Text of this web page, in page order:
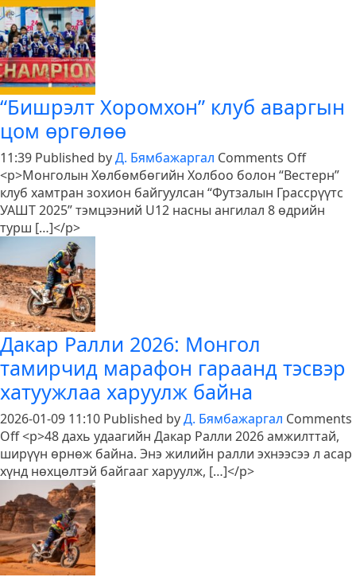
“Бишрэлт Хоромхон” клуб аваргын
цом өргөлөө
11:39 Published byД. Бямбажаргал Comments Offon
клуб
<p>Монголын Хөлбөмбөгийн Холбоо болон “Вестерн”
клуб хамтран зохион байгуулсан “Футзалын Грассрүүтс
УАШТ 2025” тэмцээний U12 насны ангилал 8 өдрийн
турш […]</p>
Дакар Ралли 2026: Монгол
тамирчид марафон гараанд тэсвэр
хатуужлаа харуулж байна
2026-01-09 11:10 Published byД. Бямбажаргал Comments
Offon
Дакар
Ралли
2026:
Монгол
тамирчид
марафон
гараанд
тэсвэр
<p>48 дахь удаагийн Дакар Ралли 2026 амжилттай,
ширүүн өрнөж байна. Энэ жилийн ралли эхнээсээ л асар
хүнд нөхцөлтэй байгааг харуулж, […]</p>